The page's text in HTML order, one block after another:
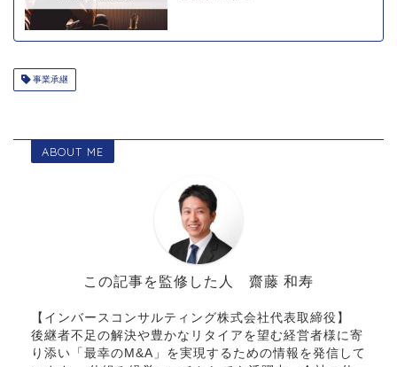
事業承継
ABOUT ME
この記事を監修した人 齋藤 和寿
【インバースコンサルティング株式会社代表取締役】
後継者不足の解決や豊かなリタイアを望む経営者様に寄
り添い「最幸のM&A」を実現するための情報を発信して